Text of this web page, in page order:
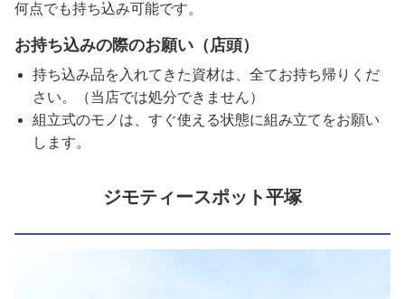
何点でも持ち込み可能です。
お持ち込みの際のお願い（店頭）
持ち込み品を入れてきた資材は、全てお持ち帰りくだ
さい。（当店では処分できません）
組立式のモノは、すぐ使える状態に組み立てをお願い
します。
ジモティースポット平塚